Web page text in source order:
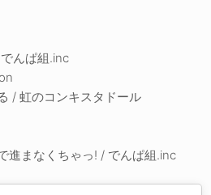
んぱ組.inc
/ 虹のコンキスタドール
進まなくちゃっ! / でんぱ組.inc